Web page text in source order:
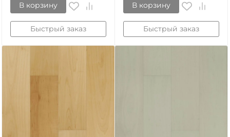
В корзину
Быстрый заказ
В корзину
Быстрый заказ